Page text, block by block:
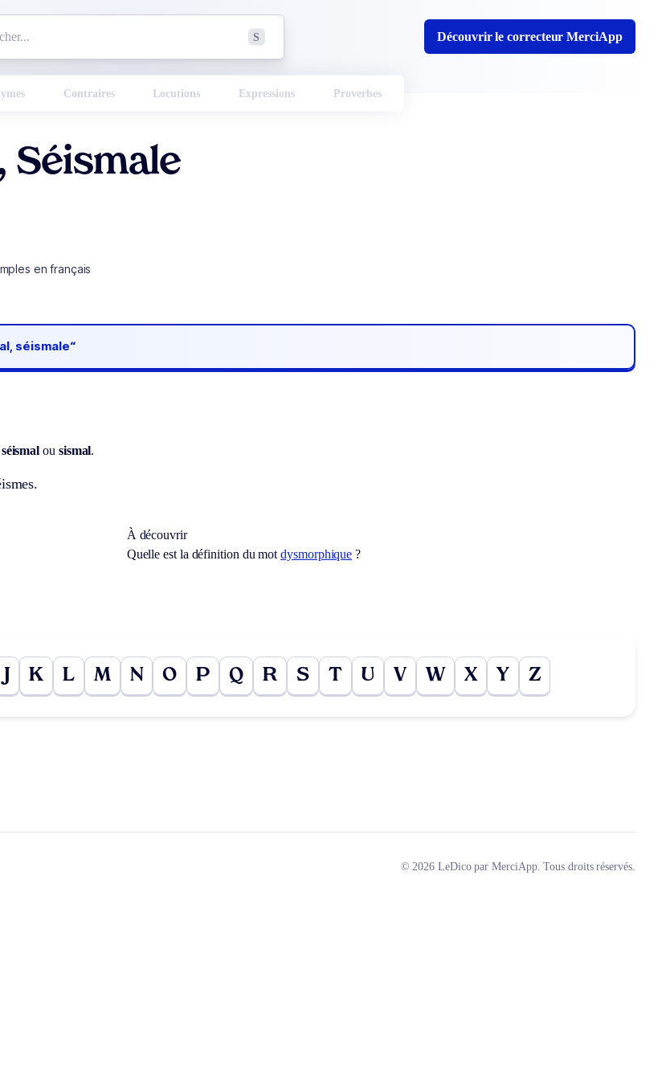
S Découvrir le correcteur MerciApp
Contraires Locutions Expressions Proverbes
Séismale
en français
séismale“
séismal ou sismal.
À découvrir
Quelle est la définition du motdysmorphique ?
K L M N O P Q R S T U V W X Y Z
© 2026 LeDico par MerciApp. Tous droits réservés.